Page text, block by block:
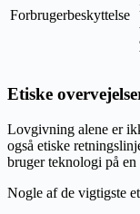
Forbrugerbeskyttelse
Etiske
Lovgivning alene er
også etiske
bruger teknologi på en
Nogle af de vigtigste